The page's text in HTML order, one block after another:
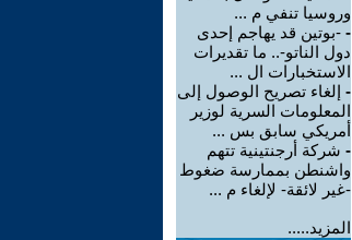
وروسيا تنفي م ...
- -بوتين قد يهاجم إحدى
دول الناتو-.. ما تقديرات
الاستخبارات ال ...
- إلغاء تصريح الوصول إلى
المعلومات السرية لوزير
أمريكي سابق بس ...
- شركة أرجنتينية تتهم
واشنطن بممارسة ضغوط
-غير لائقة- لإلغاء م ...
المزيد.....